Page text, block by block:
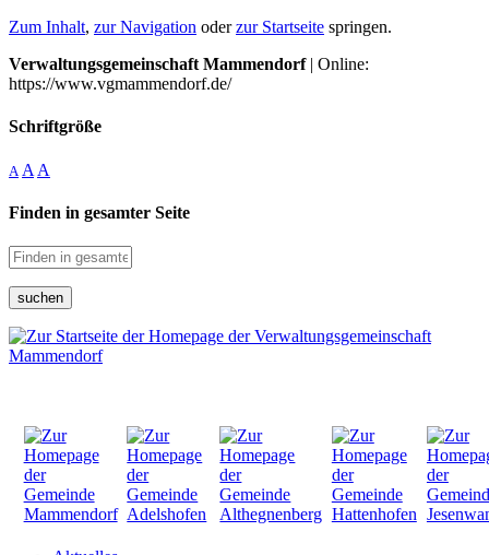
Zum Inhalt, zur Navigation oderzur Startseite springen.
Verwaltungsgemeinschaft Mammendorf| Online:
https://www.vgmammendorf.de/
Schriftgröße
A A A
Finden in gesamter Seite
suchen